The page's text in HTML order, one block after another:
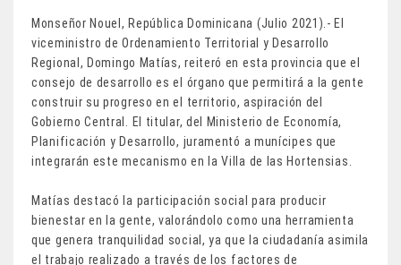
Monseñor Nouel, República Dominicana (Julio 2021).- El
viceministro de Ordenamiento Territorial y Desarrollo
Regional, Domingo Matías, reiteró en esta provincia que el
consejo de desarrollo es el órgano que permitirá a la gente
construir su progreso en el territorio, aspiración del
Gobierno Central. El titular, del Ministerio de Economía,
Planificación y Desarrollo, juramentó a munícipes que
integrarán este mecanismo en la Villa de las Hortensias.
Matías destacó la participación social para producir
bienestar en la gente, valorándolo como una herramienta
que genera tranquilidad social, ya que la ciudadanía asimila
el trabajo realizado a través de los factores de